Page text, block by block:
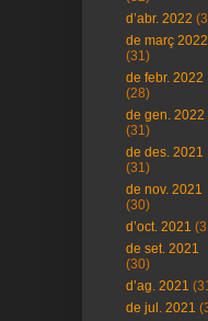
d’abr. 2022
de març 2022
(31)
de febr. 2022
(28)
de gen. 2022
(31)
de des. 2021
(31)
de nov. 2021
(30)
d’oct. 2021
de set. 2021
(30)
d’ag. 2021
de jul. 2021